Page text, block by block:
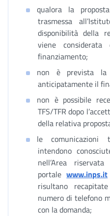
qualora la
trasmessa
disponibilità della
viene
finanziamento;
non è prevista la
anticipatamente il
non è possibile
TFS/TFR dopo
della relativa
le comunicazioni
intendono
nell’Area
portalewww.inps.it
risultano
numero di telefono
con la domanda;